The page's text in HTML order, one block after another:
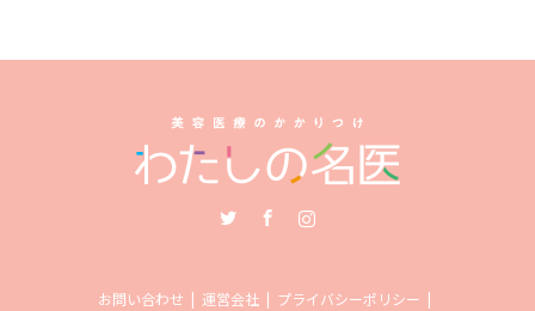
お問い合わせ 運営会社 プライバシーポリシー